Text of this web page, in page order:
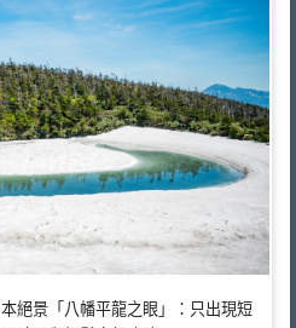
絕景「八幡平龍之眼」：只出現短